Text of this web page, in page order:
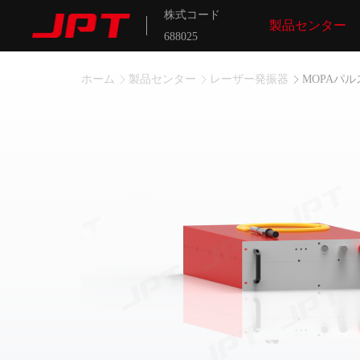
株式コード
688025
製品センター
ホーム 製品センター レーザー発振器 MOPAパ